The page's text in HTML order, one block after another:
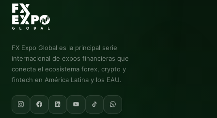
FX Expo Global es la principal serie
internacional de expos financieras que
conecta el ecosistema forex, crypto y
fintech en América Latina y los EAU.